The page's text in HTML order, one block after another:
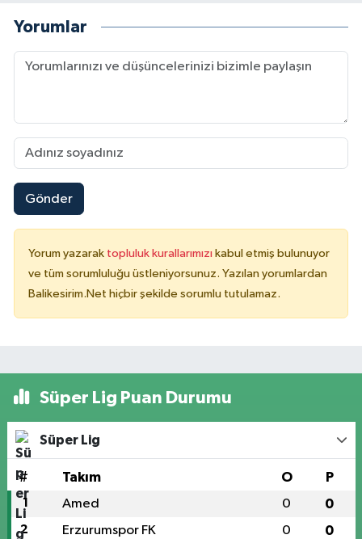
Yorumlar
Gönder
Yorum yazarak topluluk kurallarımızı kabul etmiş bulunuyor
ve tüm sorumluluğu üstleniyorsunuz. Yazılan yorumlardan
Balikesirim.Net hiçbir şekilde sorumlu tutulamaz.
Süper Lig Puan Durumu
Süper Lig
# Takım O P
1 Amed 0 0
2 Erzurumspor FK 0 0